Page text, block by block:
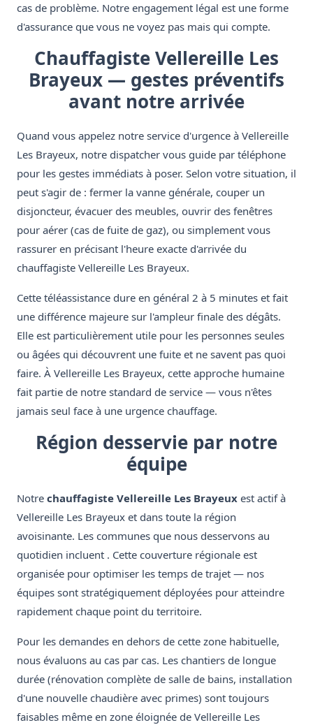
cas de problème. Notre engagement légal est une forme
d'assurance que vous ne voyez pas mais qui compte.
Chauffagiste Vellereille Les
Brayeux — gestes préventifs
avant notre arrivée
Quand vous appelez notre service d'urgence à Vellereille
Les Brayeux, notre dispatcher vous guide par téléphone
pour les gestes immédiats à poser. Selon votre situation, il
peut s'agir de : fermer la vanne générale, couper un
disjoncteur, évacuer des meubles, ouvrir des fenêtres
pour aérer (cas de fuite de gaz), ou simplement vous
rassurer en précisant l'heure exacte d'arrivée du
chauffagiste Vellereille Les Brayeux.
Cette téléassistance dure en général 2 à 5 minutes et fait
une différence majeure sur l'ampleur finale des dégâts.
Elle est particulièrement utile pour les personnes seules
ou âgées qui découvrent une fuite et ne savent pas quoi
faire. À Vellereille Les Brayeux, cette approche humaine
fait partie de notre standard de service — vous n'êtes
jamais seul face à une urgence chauffage.
Région desservie par notre
équipe
Notre chauffagiste Vellereille Les Brayeux est actif à
Vellereille Les Brayeux et dans toute la région
avoisinante. Les communes que nous desservons au
quotidien incluent . Cette couverture régionale est
organisée pour optimiser les temps de trajet — nos
équipes sont stratégiquement déployées pour atteindre
rapidement chaque point du territoire.
Pour les demandes en dehors de cette zone habituelle,
nous évaluons au cas par cas. Les chantiers de longue
durée (rénovation complète de salle de bains, installation
d'une nouvelle chaudière avec primes) sont toujours
faisables même en zone éloignée de Vellereille Les